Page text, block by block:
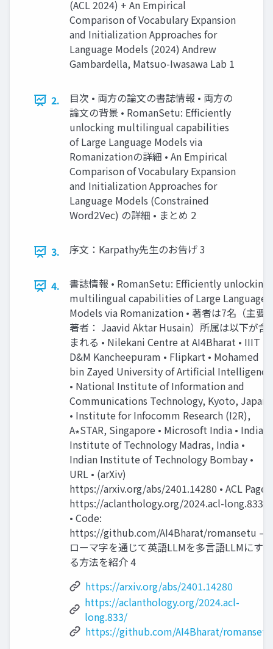
(ACL 2024) + An Empirical
Comparison of Vocabulary Expansion
and Initialization Approaches for
Language Models (2024) Andrew
Gambardella, Matsuo-Iwasawa Lab 1
2.
目次 • 両方の論文の書誌情報 • 両方の
論文の背景 • RomanSetu: Efficiently
unlocking multilingual capabilities
of Large Language Models via
Romanizationの詳細 • An Empirical
Comparison of Vocabulary Expansion
and Initialization Approaches for
Language Models (Constrained
Word2Vec) の詳細 • まとめ 2
3. 序文：Karpathy先生のお告げ 3
4.
書誌情報 • RomanSetu: Efficiently unlocking
multilingual capabilities of Large Language
Models via Romanization • 著者は7名（主要
著者： Jaavid Aktar Husain）所属は以下が含
まれる • Nilekani Centre at AI4Bharat • IIIT
D&M Kancheepuram • Flipkart • Mohamed
bin Zayed University of Artificial Intelligence
• National Institute of Information and
Communications Technology, Kyoto, Japan
• Institute for Infocomm Research (I2R),
A∗STAR, Singapore • Microsoft India • Indian
Institute of Technology Madras, India •
Indian Institute of Technology Bombay •
URL • (arXiv)
https://arxiv.org/abs/2401.14280 • ACL Page:
https://aclanthology.org/2024.acl-long.833/
• Code:
https://github.com/AI4Bharat/romansetu –
ローマ字を通じて英語LLMを多言語LLMにす
る方法を紹介 4
https://arxiv.org/abs/2401.14280
https://aclanthology.org/2024.acl-
long.833/
https://github.com/AI4Bharat/romansetu